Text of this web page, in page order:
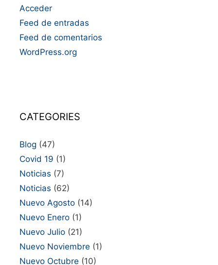
Acceder
Feed de entradas
Feed de comentarios
WordPress.org
CATEGORIES
Blog (47)
Covid 19 (1)
Noticias (7)
Noticias (62)
Nuevo Agosto (14)
Nuevo Enero (1)
Nuevo Julio (21)
Nuevo Noviembre (1)
Nuevo Octubre (10)